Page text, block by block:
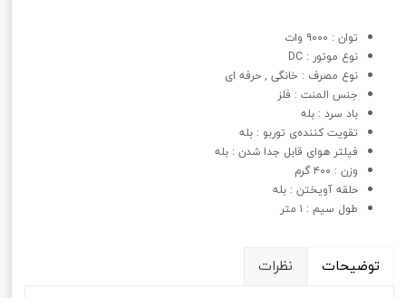
توان : ۹۰۰۰ وات
نوع موتور : DC
نوع مصرف : خانگی , حرفه ای
جنس المنت : فلز
باد سرد : بله
تقویت کننده‌ی توربو : بله
فیلتر هوای قابل جدا شدن : بله
وزن : ۴۰۰ گرم
حلقه آویختن : بله
طول سیم : ۱ متر
توضیحات نظرات